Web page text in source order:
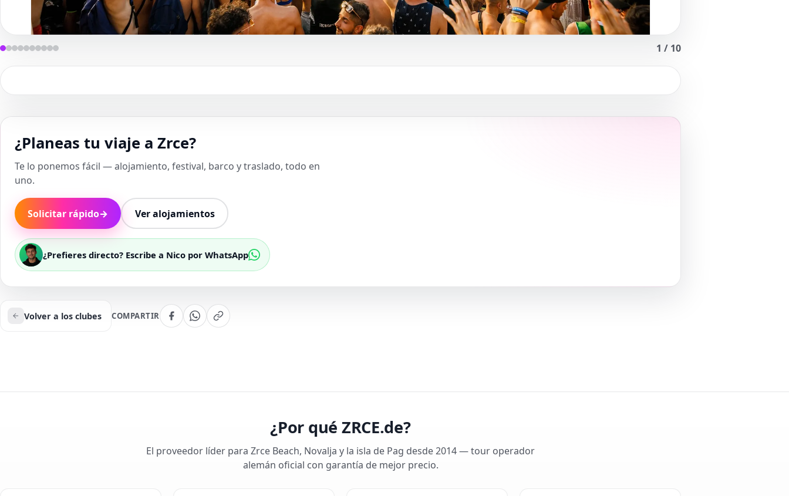
1 / 10
¿Planeas tu viaje a Zrce?
Te lo ponemos fácil — alojamiento, festival, barco y traslado, todo en
uno.
Solicitar rápido→ Ver alojamientos
¿Prefieres directo? Escribe a Nico por WhatsApp
Volver a los clubes COMPARTIR
¿Por qué ZRCE.de?
El proveedor líder para Zrce Beach, Novalja y la isla de Pag desde 2014 — tour operador
alemán oficial con garantía de mejor precio.